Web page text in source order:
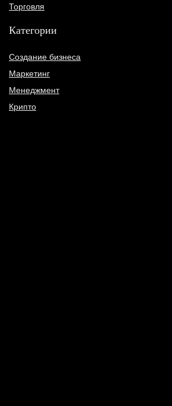
Торговля
Категории
Создание бизнеса
Маркетинг
Менеджмент
Крипто